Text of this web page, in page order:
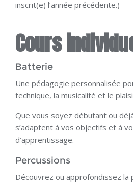
inscrit(e) l’année précédente.)
Cours
Batterie
Une pédagogie personnalisée
technique, la musicalité et le
Que vous soyez débutant ou
s’adaptent à vos objectifs et à
d’apprentissage.
Percussions
Découvrez ou approfondissez la